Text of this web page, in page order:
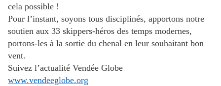
cela possible !
Pour l’instant, soyons tous disciplinés, apportons notre
soutien aux 33 skippers-héros des temps modernes,
portons-les à la sortie du chenal en leur souhaitant bon
vent.
Suivez l’actualité Vendée Globe
www.vendeeglobe.org